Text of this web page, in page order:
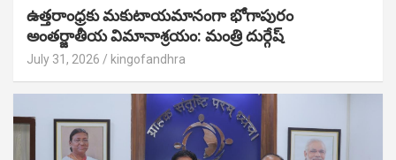
ఉత్తరాంధ్రకు మకుటాయమానంగా భోగాపురం
అంతర్జాతీయ విమానాశ్రయం: మంత్రి దుర్గేష్
July 31, 2026 kingofandhra